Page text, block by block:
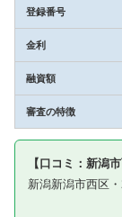
登録番号
金利
融資額
審査の特徴
【口コミ：新潟
新潟新潟市西区